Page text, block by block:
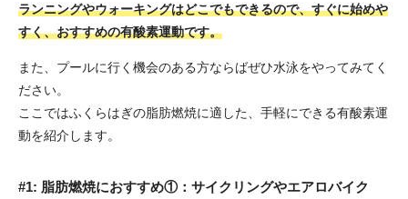
ランニングやウォーキングはどこでもできるので、すぐに始めや
すく、おすすめの有酸素運動です。
また、プールに行く機会のある方ならばぜひ水泳をやってみてく
ださい。
ここではふくらはぎの脂肪燃焼に適した、手軽にできる有酸素運
動を紹介します。
#1: 脂肪燃焼におすすめ①：サイクリングやエアロバイク